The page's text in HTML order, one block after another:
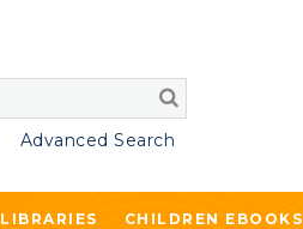
Advanced Search
LIBRARIES CHILDREN EBOOKS